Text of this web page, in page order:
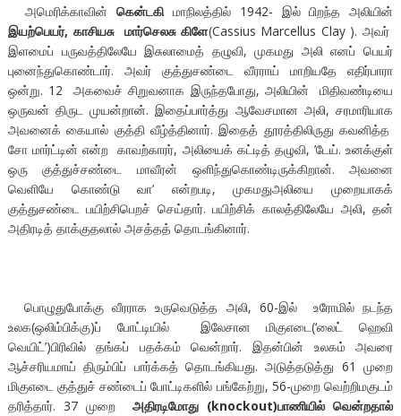
அமெரிக்காவின்கென்டகிமாநிலத்தில் 1942- இல் பிறந்த அலியின்
இயற்பெயர், காசியசு மார்செலசு கிளே(Cassius Marcellus Clay ). அவர்
இளமைப் பருவத்திலேயே இசுலாமைத் தழுவி, முகமது அலி எனப் பெயர்
புனைந்துகொண்டார். அவர் குத்துசண்டை வீரராய் மாறியதே எதிர்பாரா
ஒன்று. 12 அகவைச் சிறுவனாக இருந்தபோது, அலியின் மிதிவண்டியை
ஒருவன் திருட முயன்றான். இதைப்பார்த்து ஆவேசமான அலி, சரமாரியாக
அவனைக் கையால் குத்தி வீழ்த்தினார். இதைத் தூரத்திலிருது கவனித்த
சோ மார்ட்டின் என்ற காவற்காரர், அலியைக் கட்டித் தழுவி, ’டேய். உனக்குள்
ஒரு குத்துச்சண்டை மாவீரன் ஒளிந்துகொண்டிருக்கிறான். அவனை
வெளியே கொண்டு வா’ என்றபடி, முகமதுஅலியை முறையாகக்
குத்துசண்டை பயிற்சிபெறச் செய்தார். பயிற்சிக் காலத்திலேயே அலி, தன்
அதிரடித் தாக்குதலால் அசத்தத் தொடங்கினார்.
பொழுதுபோக்கு வீரராக உருவெடுத்த அலி, 60-இல் உரோமில் நடந்த
உலக(ஒலிம்பிக்கு)ப் போட்டியில் இலேசான மிகுஎடை(‘லைட் ஹெவி
வெயிட்’)பிரிவில் தங்கப் பதக்கம் வென்றார். இதன்பின் உலகம் அவரை
ஆச்சரியமாய் திரும்பிப் பார்க்கத் தொடங்கியது. அடுத்தடுத்து 61 முறை
மிகுஎடை குத்துச் சண்டைப் போட்டிகளில் பங்கேற்று, 56-முறை வெற்றிமகுடம்
தரித்தார். 37 முறை அதிரடிமோது (knockout)பாணியில் வென்றதால்